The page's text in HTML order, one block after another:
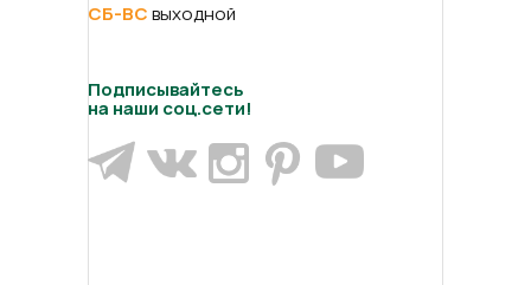
СБ-ВСвыходной
Подписывайтесь
на наши соц.сети!